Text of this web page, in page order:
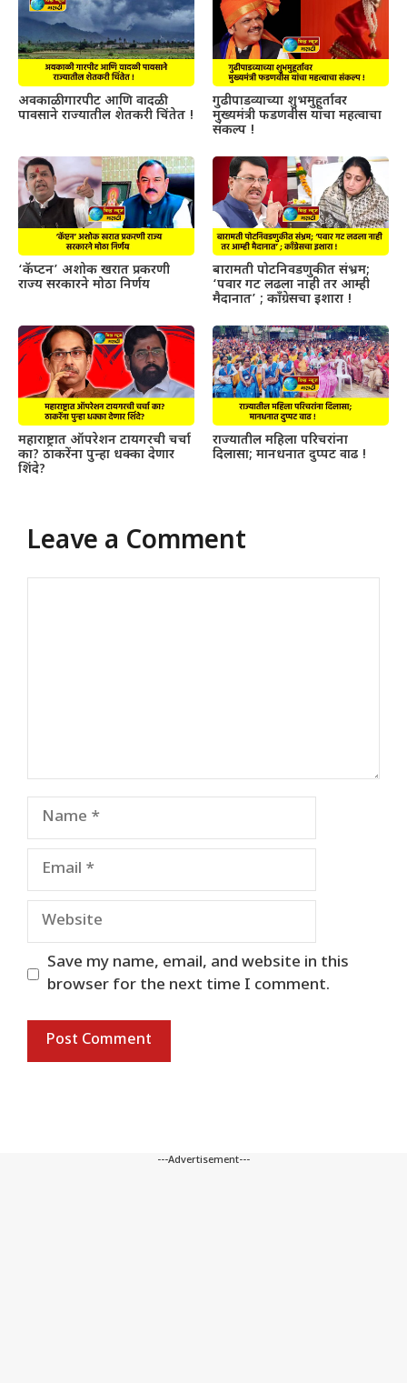
अवकाळी गारपीट आणि वादळी
पावसाने राज्यातील शेतकरी चिंतेत !
गुढीपाडव्याच्या शुभमुहूर्तावर
मुख्यमंत्री फडणवीस यांचा महत्वाचा
संकल्प !
‘कॅप्टन’ अशोक खरात प्रकरणी
राज्य सरकारने मोठा निर्णय
बारामती पोटनिवडणुकीत संभ्रम;
‘पवार गट लढला नाही तर आम्ही
मैदानात’ ; काँग्रेसचा इशारा !
महाराष्ट्रात ऑपरेशन टायगरची चर्चा
का? ठाकरेंना पुन्हा धक्का देणार
शिंदे?
राज्यातील महिला परिचरांना
दिलासा; मानधनात दुप्पट वाढ !
Leave a Comment
Name
Email
Website
Save my name, email, and website in this
browser for the next time I comment.
---Advertisement---